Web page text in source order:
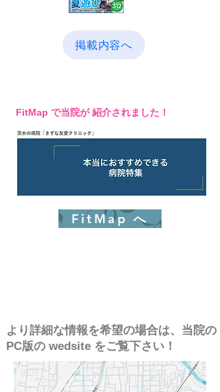
掲載内容へ
​ FitMap で当院が 紹介されました！
FitMap へ
より詳細な情報を希望の場合は、当院の
PC版の wedsite をご覧下さい！